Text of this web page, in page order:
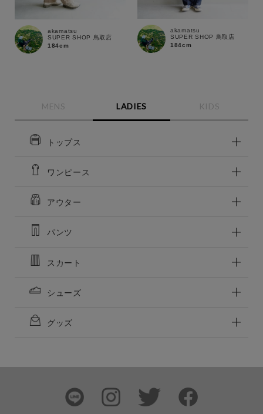
akamatsu
SUPER SHOP 鳥取店
184cm
akamatsu
SUPER SHOP 鳥取店
184cm
MENS LADIES KIDS
トップス
ワンピース
アウター
パンツ
スカート
シューズ
グッズ